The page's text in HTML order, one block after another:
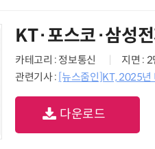
KT·포스코·삼성
카테고리 : 정보통신 지면 : 2
관련기사 : [뉴스줌인]KT, 2025년
다운로드